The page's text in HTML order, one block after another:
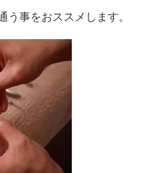
う事をおススメします。